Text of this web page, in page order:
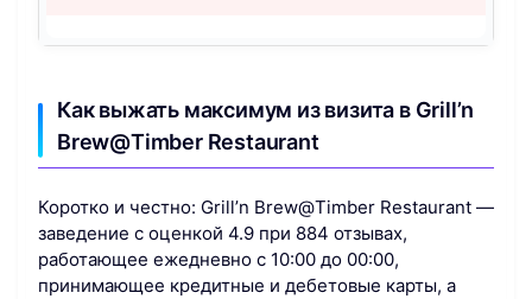
Как выжать максимум из визита в Grill’n
Brew@Timber Restaurant
Коротко и честно: Grill’n Brew@Timber Restaurant —
заведение с оценкой 4.9 при 884 отзывах,
работающее ежедневно с 10:00 до 00:00,
принимающее кредитные и дебетовые карты, а